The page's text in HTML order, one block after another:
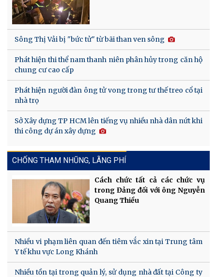
Sông Thị Vải bị "bức tử" từ bãi than ven sông
Phát hiện thi thể nam thanh niên phân hủy trong căn hộ
chung cư cao cấp
Phát hiện người đàn ông tử vong trong tư thế treo cổ tại
nhà trọ
Sở Xây dựng TP HCM lên tiếng vụ nhiều nhà dân nứt khi
thi công dự án xây dựng
CHỐNG THAM NHŨNG, LÃNG PHÍ
Cách chức tất cả các chức vụ
trong Đảng đối với ông Nguyễn
Quang Thiều
Nhiều vi phạm liên quan đến tiêm vắc xin tại Trung tâm
Y tế khu vực Long Khánh
Nhiều tồn tại trong quản lý, sử dụng nhà đất tại Công ty